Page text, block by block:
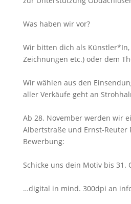
Was haben wir vor?
Wir bitten dich als Künstler*In,
Zeichnungen etc.) oder dem
Wir wählen aus den
aller Verkäufe geht an
Ab 28. November werden wir
Albertstraße und Ernst-Reuter
Bewerbung:
Schicke uns dein Motiv bis 31.
…digital in mind. 300dpi an